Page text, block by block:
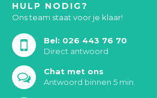
HULP NODIG?
Ons team staat voor je klaar!
Bel: 026 443 76 70
Direct antwoord
Chat met ons
Antwoord binnen 5 min.